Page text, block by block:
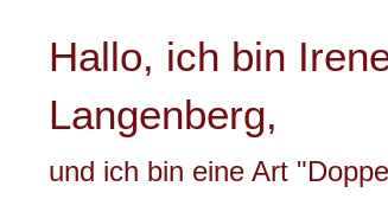
Hallo, ich bin
Langenberg,
und ich bin eine Art